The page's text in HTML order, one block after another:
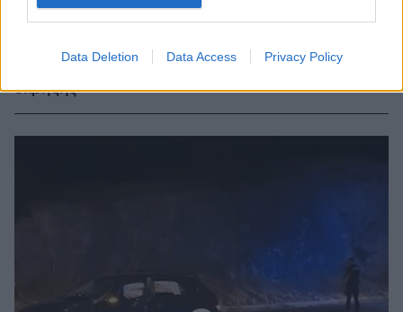
Data Deletion Data Access Privacy Policy
που δεν πρόλαβε να ξεφύγει από το τσουνάμι
μπορεί ν' αλλάξει τη χρονολογία της μεγάλης
έκρηξης
08.08.2026, 18:08